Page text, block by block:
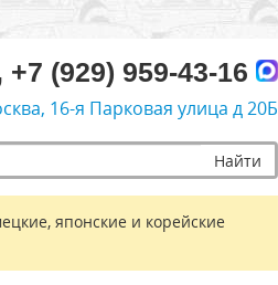
(929) 959-43-16
16-я Парковая улица д 20Б
Найти
японские и корейские